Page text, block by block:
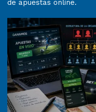
de apuestas online.